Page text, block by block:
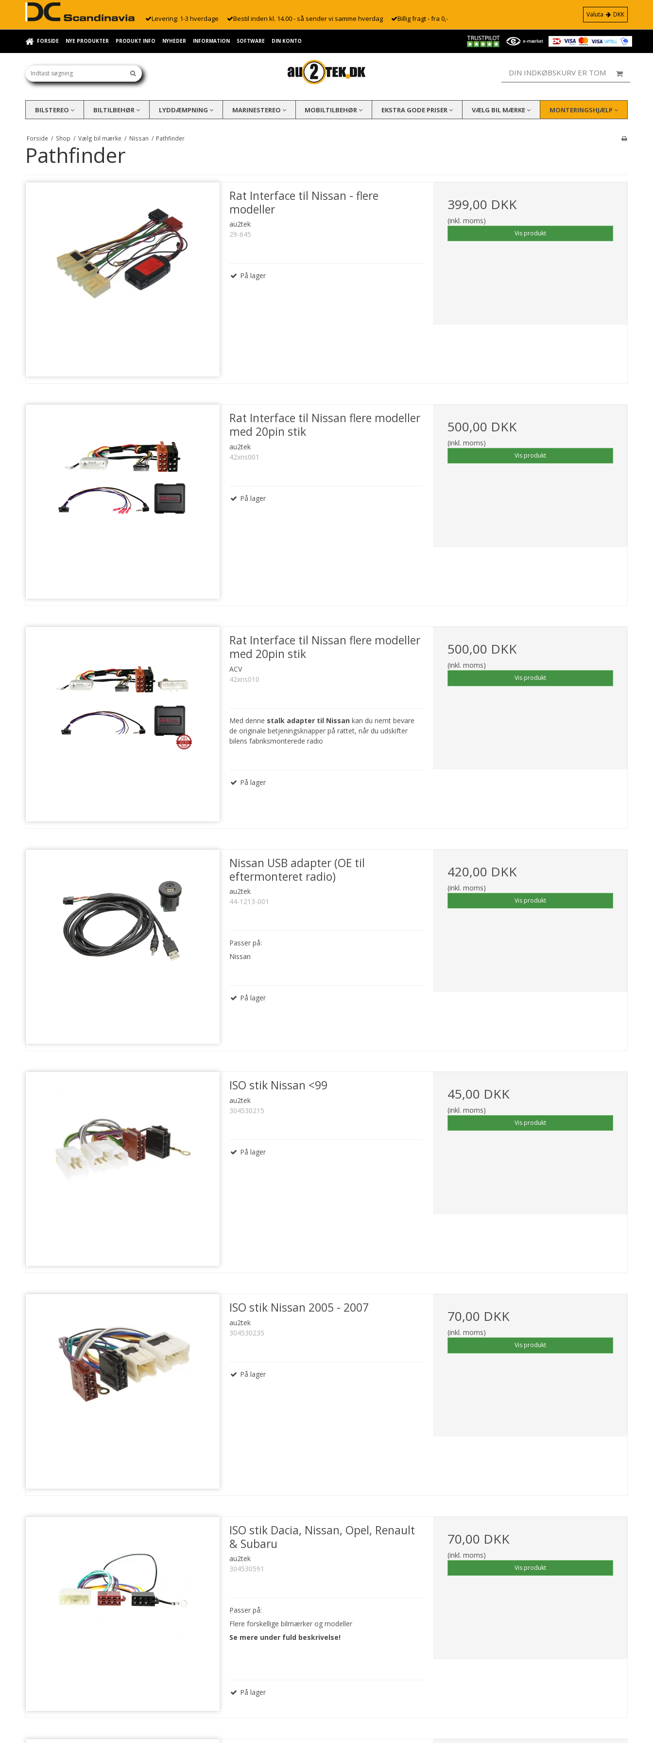
Levering: 1-3 hverdage Bestil inden kl. 14.00 - så sender vi samme hverdag Billig fragt - fra 0,- Valuta DKK
FORSIDE NYE PRODUKTER PRODUKT INFO NYHEDER INFORMATION SOFTWARE DIN KONTO
DIN INDKØBSKURV ER TOM
BILSTEREO BILTILBEHØR LYDDÆMPNING MARINESTEREO MOBILTILBEHØR EKSTRA GODE PRISER VÆLG BIL MÆRKE MONTERINGSHJÆLP
Forside / Shop / Vælg bil mærke / Nissan / Pathfinder
Pathfinder
Rat Interface til Nissan - flere
modeller
au2tek
29-645
På lager
399,00 DKK
(inkl. moms)
Vis produkt
Rat Interface til Nissan flere modeller
med 20pin stik
au2tek
42xns001
På lager
500,00 DKK
(inkl. moms)
Vis produkt
Rat Interface til Nissan flere modeller
med 20pin stik
ACV
42xns010
Med denne stalk adapter til Nissan kan du nemt bevare
de originale betjeningsknapper på rattet, når du udskifter
bilens fabriksmonterede radio
På lager
500,00 DKK
(inkl. moms)
Vis produkt
Nissan USB adapter (OE til
eftermonteret radio)
au2tek
44-1213-001
Passer på:
Nissan
På lager
420,00 DKK
(inkl. moms)
Vis produkt
ISO stik Nissan <99
au2tek
304530215
På lager
45,00 DKK
(inkl. moms)
Vis produkt
ISO stik Nissan 2005 - 2007
au2tek
304530235
På lager
70,00 DKK
(inkl. moms)
Vis produkt
ISO stik Dacia, Nissan, Opel, Renault
& Subaru
au2tek
304530591
Passer på:
Flere forskellige bilmærker og modeller
Se mere under fuld beskrivelse!
På lager
70,00 DKK
(inkl. moms)
Vis produkt